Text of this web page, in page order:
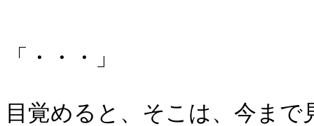
「・・・」
目覚めると、そこは、今ま